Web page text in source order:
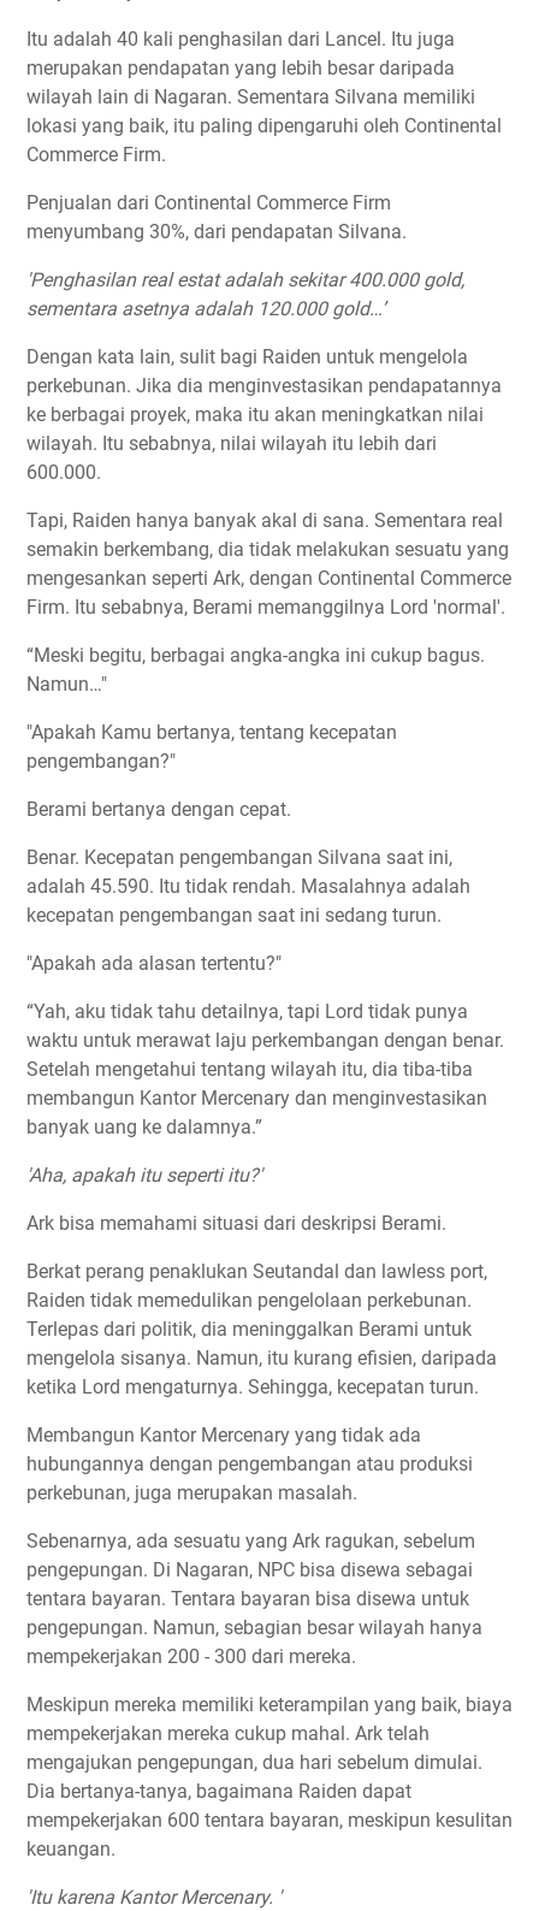
Itu adalah 40 kali penghasilan dari Lancel. Itu juga
merupakan pendapatan yang lebih besar daripada
wilayah lain di Nagaran. Sementara Silvana memiliki
lokasi yang baik, itu paling dipengaruhi oleh Continental
Commerce Firm.
Penjualan dari Continental Commerce Firm
menyumbang 30%, dari pendapatan Silvana.
'Penghasilan real estat adalah sekitar 400.000 gold,
sementara asetnya adalah 120.000 gold…’
Dengan kata lain, sulit bagi Raiden untuk mengelola
perkebunan. Jika dia menginvestasikan pendapatannya
ke berbagai proyek, maka itu akan meningkatkan nilai
wilayah. Itu sebabnya, nilai wilayah itu lebih dari
600.000.
Tapi, Raiden hanya banyak akal di sana. Sementara real
semakin berkembang, dia tidak melakukan sesuatu yang
mengesankan seperti Ark, dengan Continental Commerce
Firm. Itu sebabnya, Berami memanggilnya Lord 'normal'.
“Meski begitu, berbagai angka-angka ini cukup bagus.
Namun…"
"Apakah Kamu bertanya, tentang kecepatan
pengembangan?"
Berami bertanya dengan cepat.
Benar. Kecepatan pengembangan Silvana saat ini,
adalah 45.590. Itu tidak rendah. Masalahnya adalah
kecepatan pengembangan saat ini sedang turun.
"Apakah ada alasan tertentu?"
“Yah, aku tidak tahu detailnya, tapi Lord tidak punya
waktu untuk merawat laju perkembangan dengan benar.
Setelah mengetahui tentang wilayah itu, dia tiba-tiba
membangun Kantor Mercenary dan menginvestasikan
banyak uang ke dalamnya.”
'Aha, apakah itu seperti itu?'
Ark bisa memahami situasi dari deskripsi Berami.
Berkat perang penaklukan Seutandal dan lawless port,
Raiden tidak memedulikan pengelolaan perkebunan.
Terlepas dari politik, dia meninggalkan Berami untuk
mengelola sisanya. Namun, itu kurang efisien, daripada
ketika Lord mengaturnya. Sehingga, kecepatan turun.
Membangun Kantor Mercenary yang tidak ada
hubungannya dengan pengembangan atau produksi
perkebunan, juga merupakan masalah.
Sebenarnya, ada sesuatu yang Ark ragukan, sebelum
pengepungan. Di Nagaran, NPC bisa disewa sebagai
tentara bayaran. Tentara bayaran bisa disewa untuk
pengepungan. Namun, sebagian besar wilayah hanya
mempekerjakan 200 - 300 dari mereka.
Meskipun mereka memiliki keterampilan yang baik, biaya
mempekerjakan mereka cukup mahal. Ark telah
mengajukan pengepungan, dua hari sebelum dimulai.
Dia bertanya-tanya, bagaimana Raiden dapat
mempekerjakan 600 tentara bayaran, meskipun kesulitan
keuangan.
'Itu karena Kantor Mercenary. '